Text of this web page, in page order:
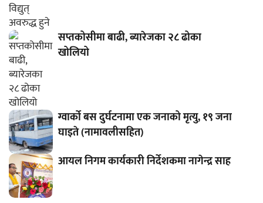
सप्तकोसीमा बाढी, ब्यारेजका २८ ढोका
खोलियो
ग्वार्को बस दुर्घटनामा एक जनाको मृत्यु, १९ जना
घाइते (नामावलीसहित)
आयल निगम कार्यकारी निर्देशकमा नागेन्द्र साह